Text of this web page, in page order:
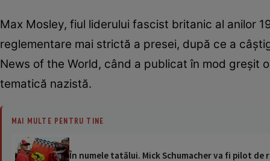
Max Mosley, fiul liderului fascist britanic al anilor
reglementare mai strictă a presei, după ce a
News of the World, când a publicat în mod greșit
tematică nazistă.
MAI MULTE PENTRU TINE
În numele tatălui. Mick Schumacher va fi pilot de